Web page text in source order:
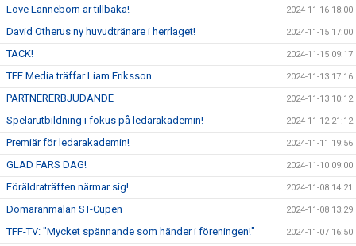
Love Lanneborn är tillbaka! 2024-11-16 18:00
David Otherus ny huvudtränare i herrlaget! 2024-11-15 17:00
TACK! 2024-11-15 09:17
TFF Media träffar Liam Eriksson 2024-11-13 17:16
PARTNERERBJUDANDE 2024-11-13 10:12
Spelarutbildning i fokus på ledarakademin! 2024-11-12 21:12
Premiär för ledarakademin! 2024-11-11 19:56
GLAD FARS DAG! 2024-11-10 09:00
Föräldraträffen närmar sig! 2024-11-08 14:21
Domaranmälan ST-Cupen 2024-11-08 13:29
TFF-TV: "Mycket spännande som händer i föreningen!" 2024-11-07 16:50